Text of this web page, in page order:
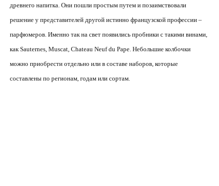
древнего напитка. Они пошли простым путем и позаимствовали
решение у представителей другой истинно французской профессии –
парфюмеров. Именно так на свет появились пробники с такими винами,
как Sauternes, Muscat, Chateau Neuf du Pape. Небольшие колбочки
можно приобрести отдельно или в составе наборов, которые
составлены по регионам, годам или сортам.